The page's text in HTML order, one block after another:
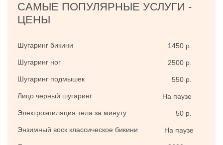
САМЫЕ ПОПУЛЯРНЫЕ УСЛУГИ -
ЦЕНЫ
Шугаринг бикини 1450 р.
Шугаринг ног 2500 р.
Шугаринг подмышек 550 р.
Лицо черный шугаринг На паузе
Электроэпиляция тела за минуту 50 р.
Энзимный воск классическое бикини На паузе